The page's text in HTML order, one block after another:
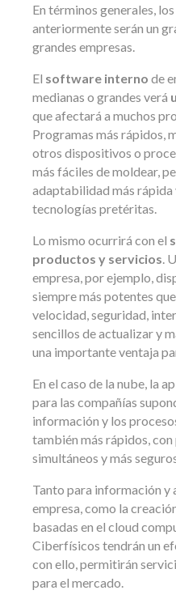
En términos generales,
anteriormente serán un
grandes empresas.
El software interno de
medianas o grandes verá
que afectará a muchos
Programas más rápidos,
otros dispositivos o
más fáciles de moldear,
adaptabilidad más rápida
tecnologías pretéritas.
Lo mismo ocurrirá con el
productos y servicios.
empresa, por ejemplo,
siempre más potentes
velocidad, seguridad,
sencillos de actualizar y
una importante ventaja
En el caso de la nube, la
para las compañías
información y los
también más rápidos,
simultáneos y más
Tanto para información y
empresa, como la
basadas en el cloud
Ciberfísicos tendrán un
con ello, permitirán
para el mercado.